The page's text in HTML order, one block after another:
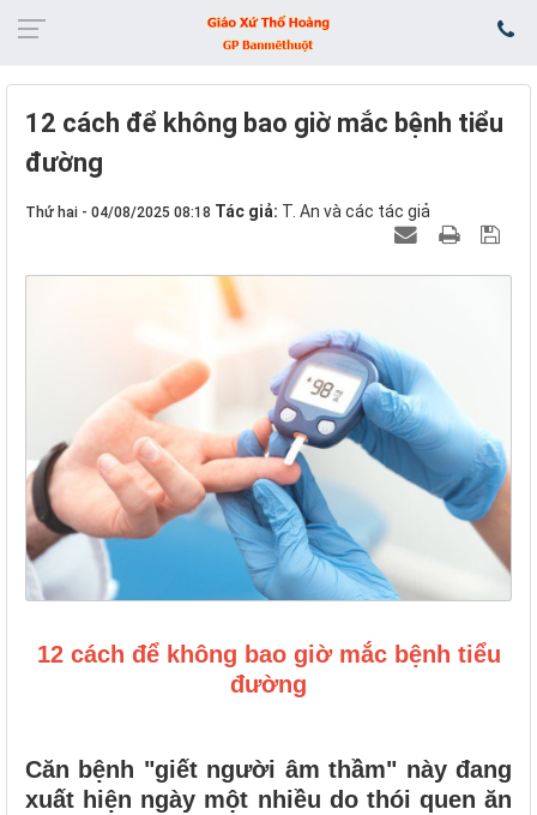
12 cách để không bao giờ mắc bệnh tiểu
đường
Thứ hai - 04/08/2025 08:18 Tác giả: T. An và các tác giả
12 cách để không bao giờ mắc bệnh tiểu
đường
Căn bệnh "giết người âm thầm" này đang
xuất hiện ngày một nhiều do thói quen ăn